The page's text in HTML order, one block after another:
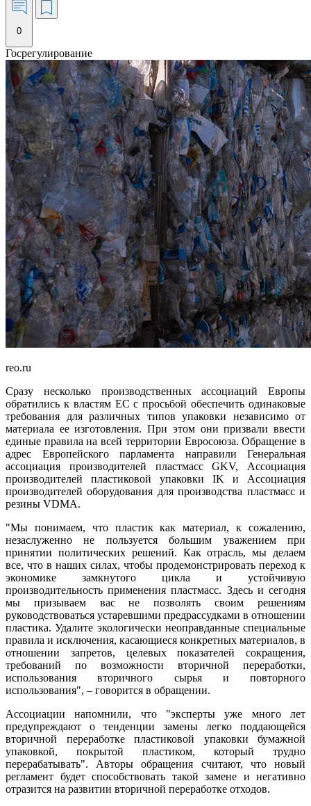
0
reo.ru
Сразу несколько производственных ассоциаций Европы
обратились к властям ЕС с просьбой обеспечить одинаковые
требования для различных типов упаковки независимо от
материала ее изготовления. При этом они призвали ввести
единые правила на всей территории Евросоюза. Обращение в
адрес Европейского парламента направили Генеральная
ассоциация производителей пластмасс GKV, Ассоциация
производителей пластиковой упаковки IK и Ассоциация
производителей оборудования для производства пластмасс и
резины VDMA.
"Мы понимаем, что пластик как материал, к сожалению,
незаслуженно не пользуется большим уважением при
принятии политических решений. Как отрасль, мы делаем
все, что в наших силах, чтобы продемонстрировать переход к
экономике замкнутого цикла и устойчивую
производительность применения пластмасс. Здесь и сегодня
мы призываем вас не позволять своим решениям
руководствоваться устаревшими предрассудками в отношении
пластика. Удалите экологически неоправданные специальные
правила и исключения, касающиеся конкретных материалов, в
отношении запретов, целевых показателей сокращения,
требований по возможности вторичной переработки,
использования вторичного сырья и повторного
использования", – говорится в обращении.
Ассоциации напомнили, что "эксперты уже много лет
предупреждают о тенденции замены легко поддающейся
вторичной переработке пластиковой упаковки бумажной
упаковкой, покрытой пластиком, который трудно
перерабатывать". Авторы обращения считают, что новый
регламент будет способствовать такой замене и негативно
отразится на развитии вторичной переработке отходов.